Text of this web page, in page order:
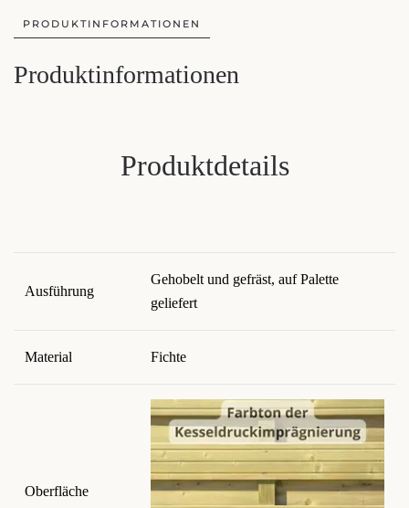
PRODUKTINFORMATIONEN
Produktinformationen
Produktdetails
Ausführung
Gehobelt und gefräst, auf Palette
geliefert
Material Fichte
Oberfläche